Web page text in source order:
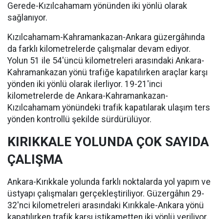
Gerede-Kızılcahamam yönünden iki yönlü olarak
sağlanıyor.
Kızılcahamam-Kahramankazan-Ankara güzergâhında
da farklı kilometrelerde çalışmalar devam ediyor.
Yolun 51 ile 54'üncü kilometreleri arasındaki Ankara-
Kahramankazan yönü trafiğe kapatılırken araçlar karşı
yönden iki yönlü olarak ilerliyor. 19-21'inci
kilometrelerde de Ankara-Kahramankazan-
Kızılcahamam yönündeki trafik kapatılarak ulaşım ters
yönden kontrollü şekilde sürdürülüyor.
KIRIKKALE YOLUNDA ÇOK SAYIDA
ÇALIŞMA
Ankara-Kırıkkale yolunda farklı noktalarda yol yapım ve
üstyapı çalışmaları gerçekleştiriliyor. Güzergâhın 29-
32'nci kilometreleri arasındaki Kırıkkale-Ankara yönü
kapatılırken trafik karşı istikametten iki yönlü veriliyor.